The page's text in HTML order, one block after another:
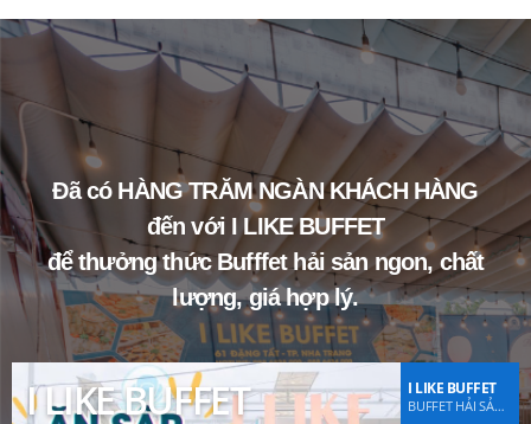
Đã có HÀNG TRĂM NGÀN KHÁCH HÀNG
đến với I LIKE BUFFET
để thưởng thức Bufffet hải sản ngon, chất
lượng, giá hợp lý.
I LIKE BUFFET I LIKE BUFFET
BUFFET HẢI SẢN NHA TRANG